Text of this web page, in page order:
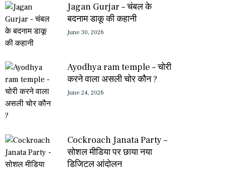
Jagan Gurjar – चंबल के
बदनाम डाकू की कहानी
June 30, 2026
Ayodhya ram temple – चोरी
करने वाला असली चोर कौन ?
June 24, 2026
Cockroach Janata Party –
सोशल मीडिया पर छाया नया
डिजिटल आंदोलन